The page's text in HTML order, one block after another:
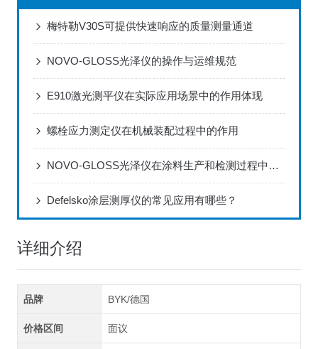
梅特勒V30S可提供快速响应的质量测量通道
NOVO-GLOSS光泽仪的操作与运维规范
E910激光测平仪在实际应用场景中的作用体现
螺栓应力测定仪在机械装配过程中的作用
NOVO-GLOSS光泽仪在涂料生产和检测过程中的应用
Defelsko涂层测厚仪的常见应用有哪些？
详细介绍
品牌 BYK/德国
价格区间 面议